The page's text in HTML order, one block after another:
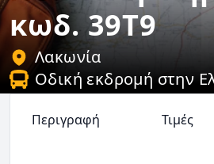
κωδ. 39T9
Λακωνία
Οδική εκδρομή στην
Περιγραφή Τιμές